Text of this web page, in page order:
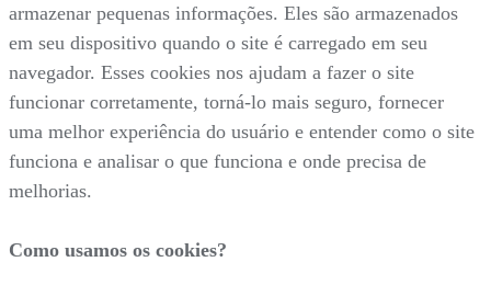
armazenar pequenas informações. Eles são armazenados
em seu dispositivo quando o site é carregado em seu
navegador. Esses cookies nos ajudam a fazer o site
funcionar corretamente, torná-lo mais seguro, fornecer
uma melhor experiência do usuário e entender como o site
funciona e analisar o que funciona e onde precisa de
melhorias.
Como usamos os cookies?